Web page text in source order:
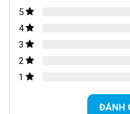
Bánh xe làm từ cao su cao cấp,
tốt hơn với mặt đường. Điều
vực
5
4
3
2
1
ĐÁNH